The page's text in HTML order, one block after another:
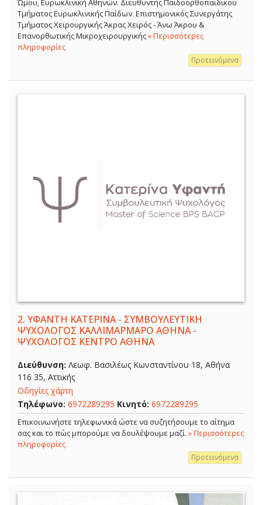
Ώμου, Ευρωκλινική Αθηνών. Διευθυντής Παιδοορθοπαιδικού
Τμήματος Ευρωκλινικής Παίδων. Επιστημονικός Συνεργάτης
Τμήματος Χειρουργικής Άκρας Χειρός - Άνω Άκρου &
Επανορθωτικής Μικροχειρουργικής» Περισσότερες
πληροφορίες
Προτεινόμενα
2. ΥΦΑΝΤΗ ΚΑΤΕΡΙΝΑ - ΣΥΜΒΟΥΛΕΥΤΙΚΗ
ΨΥΧΟΛΟΓΟΣ ΚΑΛΛΙΜΑΡΜΑΡΟ ΑΘΗΝΑ -
ΨΥΧΟΛΟΓΟΣ ΚΕΝΤΡΟ ΑΘΗΝΑ
Διεύθυνση: Λεωφ. Βασιλέως Κωνσταντίνου 18, Αθήνα
116 35, Αττικής
Οδηγίες χάρτη
Τηλέφωνο: 6972289295 Κινητό: 6972289295
Επικοινωνήστε τηλεφωνικά ώστε να συζητήσουμε το αίτημα
σας και το πώς μπορούμε να δουλέψουμε μαζί. » Περισσότερες
πληροφορίες
Προτεινόμενα